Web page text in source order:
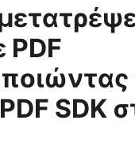
PDF
SDK